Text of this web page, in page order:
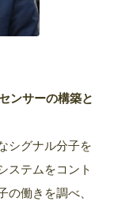
ンサーの構築と
シグナル分子を
ステムをコント
の働きを調べ、